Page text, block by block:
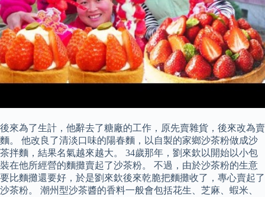
後來為了生計，他辭去了糖廠的工作，原先賣雜貨，後來改為賣
麵。 他改良了清淡口味的陽春麵，以自製的家鄉沙茶粉做成沙
茶拌麵，結果名氣越來越大。 34歲那年，劉來欽以開始以小包
裝在他所經營的麵攤賣起了沙茶粉。 不過，由於沙茶粉的生意
要比麵攤還要好，於是劉來欽後來乾脆把麵攤收了，專心賣起了
沙茶粉。 潮州型沙茶醬的香料一般會包括花生、芝麻、蝦米、